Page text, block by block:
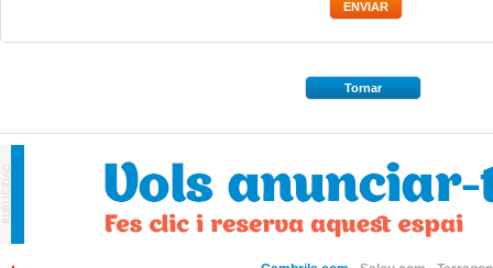
Tornar